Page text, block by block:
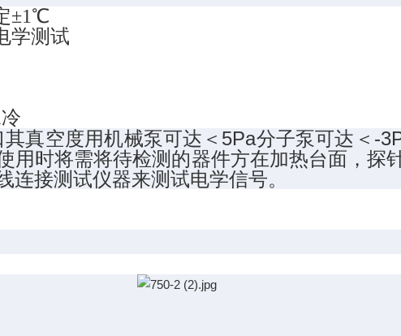
±1℃
学测试
空度用机械泵可达＜5Pa分子泵可达＜-
用时将需将待检测的器件方在加热台面，探
接测试仪器来测试电学信号。